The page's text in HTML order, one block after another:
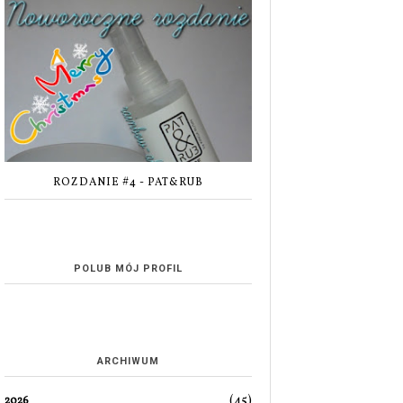
ROZDANIE #4 - PAT&RUB
POLUB MÓJ PROFIL
ARCHIWUM